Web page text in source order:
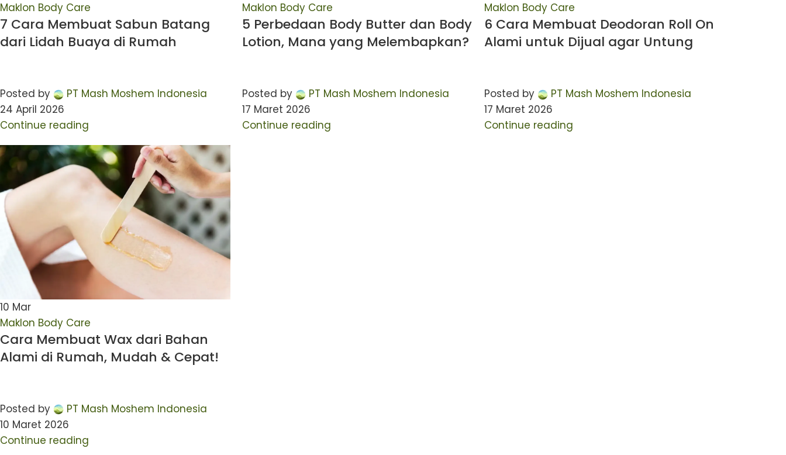
Maklon Body Care
7 Cara Membuat Sabun Batang
dari Lidah Buaya di Rumah
Posted by
PT Mash Moshem Indonesia
24 April 2026
Continue reading
Maklon Body Care
5 Perbedaan Body Butter dan Body
Lotion, Mana yang Melembapkan?
Posted by
PT Mash Moshem Indonesia
17 Maret 2026
Continue reading
Maklon Body Care
6 Cara Membuat Deodoran Roll On
Alami untuk Dijual agar Untung
Posted by
PT Mash Moshem Indonesia
17 Maret 2026
Continue reading
10 Mar
Maklon Body Care
Cara Membuat Wax dari Bahan
Alami di Rumah, Mudah & Cepat!
Posted by
PT Mash Moshem Indonesia
10 Maret 2026
Continue reading